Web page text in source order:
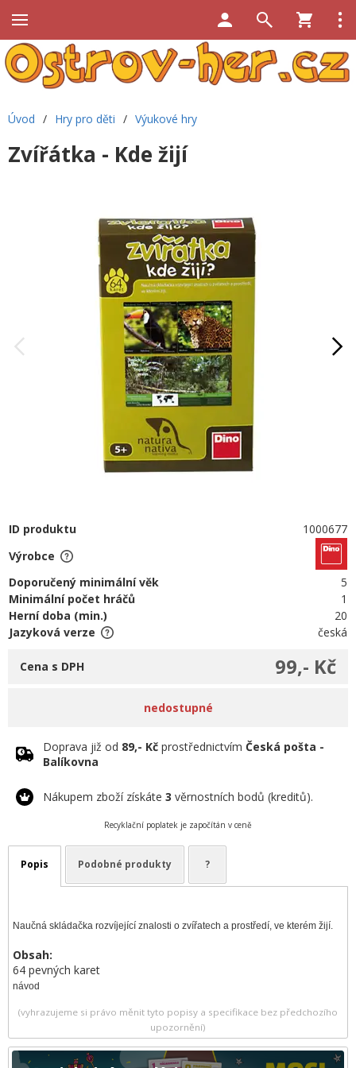
Úvod / Hry pro děti / Výukové hry
Zvířátka - Kde žijí
ID produktu
1000677
Výrobce
Doporučený minimální věk
5
Minimální počet hráčů
1
Herní doba (min.)
20
Jazyková verze
česká
99,- Kč
Cena s DPH
nedostupné
Doprava již od 89,- Kč prostřednictvím Česká pošta -
Balíkovna
Nákupem zboží získáte 3 věrnostních bodů (kreditů).
Recyklační poplatek je započítán v ceně
Popis Podobné produkty ?
Naučná skládačka rozvíjející znalosti o zvířatech a prostředí, ve kterém žijí.
Obsah:
64 pevných karet
návod
(vyhrazujeme si právo měnit tyto popisy a specifikace bez předchozího
upozornění)